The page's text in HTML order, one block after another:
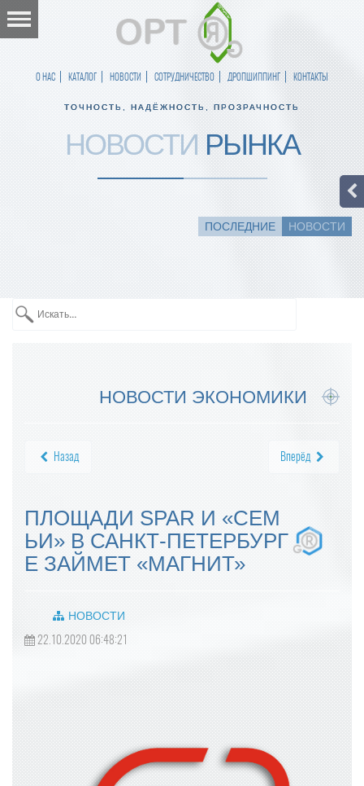
О НАС КАТАЛОГ НОВОСТИ СОТРУДНИЧЕСТВО ДРОПШИППИНГ КОНТАКТЫ
ТОЧНОСТЬ, НАДЁЖНОСТЬ, ПРОЗРАЧНОСТЬ
НОВОСТИ РЫНКА
ПОСЛЕДНИЕ НОВОСТИ
НОВОСТИ ЭКОНОМИКИ
Назад Вперёд
ПЛОЩАДИ SPAR И «СЕМ
ЬИ» В САНКТ-ПЕТЕРБУРГ
Е ЗАЙМЕТ «МАГНИТ»
НОВОСТИ
22.10.2020 06:48:21